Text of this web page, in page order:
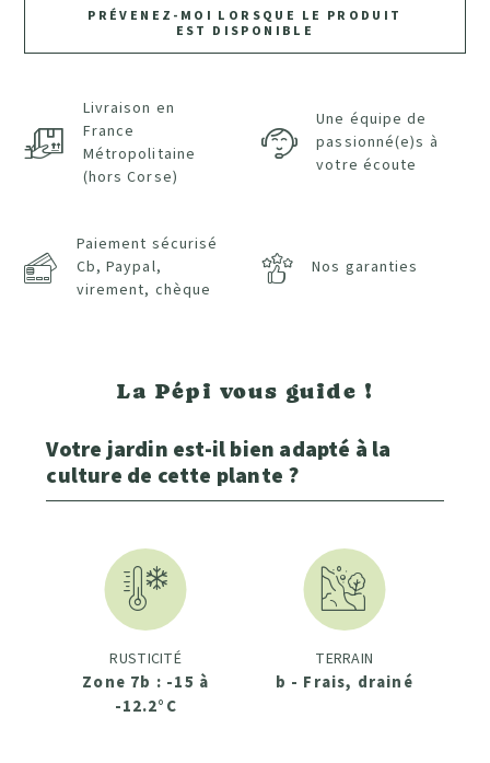
PRÉVENEZ-MOI LORSQUE LE PRODUIT
EST DISPONIBLE
Livraison en
France
Métropolitaine
(hors Corse)
Une équipe de
passionné(e)s à
votre écoute
Paiement sécurisé
Cb, Paypal,
virement, chèque
Nos garanties
La Pépi vous guide !
Votre jardin est-il bien adapté à la
culture de cette plante ?
RUSTICITÉ
Zone 7b : -15 à
-12.2°C
TERRAIN
b - Frais, drainé